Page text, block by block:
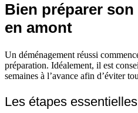
Bien préparer
en amont
Un déménagement réussi
préparation. Idéalement, il est
semaines à l’avance afin d’éviter
Les étapes